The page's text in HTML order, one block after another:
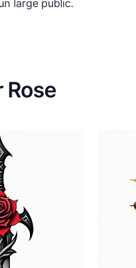
large public.